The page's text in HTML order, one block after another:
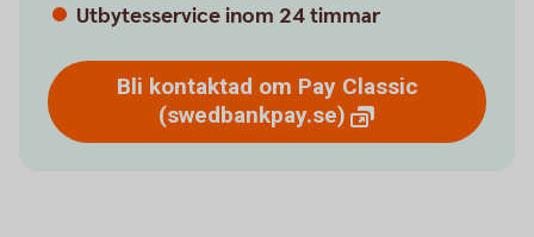
Utbytesservice inom 24 timmar
Bli kontaktad om Pay Classic
(swedbankpay.se)